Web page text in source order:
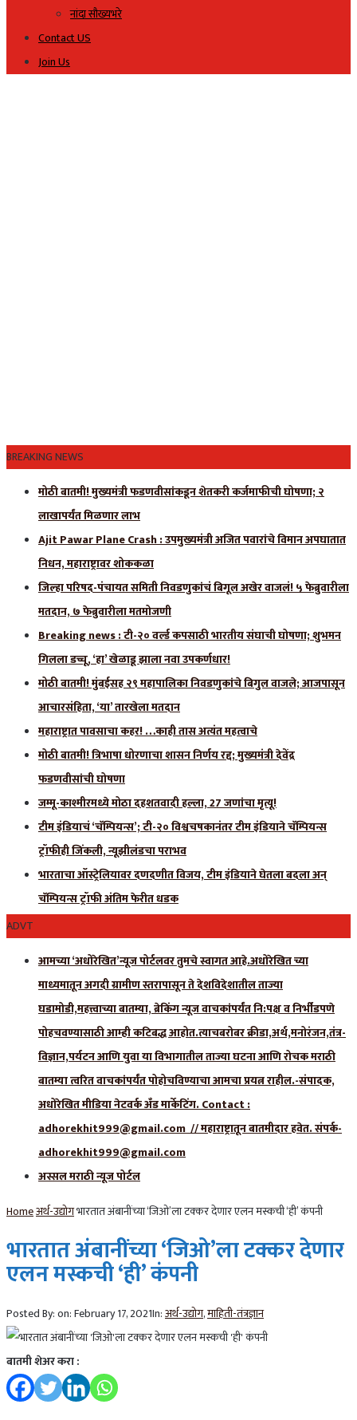
नांदा सौख्यभरे
Contact US
Join Us
BREAKING NEWS
मोठी बातमी! मुख्यमंत्री फडणवीसांकडून शेतकरी कर्जमाफीची घोषणा; २
लाखापर्यंत मिळणार लाभ
Ajit Pawar Plane Crash : उपमुख्यमंत्री अजित पवारांचे विमान अपघातात
निधन, महाराष्ट्रावर शोककळा
जिल्हा परिषद-पंचायत समिती निवडणुकांचं बिगूल अखेर वाजलं! ५ फेब्रुवारीला
मतदान, ७ फेब्रुवारीला मतमोजणी
Breaking news : टी-२० वर्ल्ड कपसाठी भारतीय संघाची घोषणा; शुभमन
गिलला डच्चू, ‘हा’ खेळाडू झाला नवा उपकर्णधार!
मोठी बातमी! मुंबईसह २९ महापालिका निवडणुकांचे बिगुल वाजले; आजपासून
आचारसंहिता, ‘या’ तारखेला मतदान
महाराष्ट्रात पावसाचा कहर! …काही तास अत्यंत महत्वाचे
मोठी बातमी! त्रिभाषा धोरणाचा शासन निर्णय रद्द; मुख्यमंत्री देवेंद्र
फडणवीसांची घोषणा
जम्मू-काश्मीरमध्ये मोठा दहशतवादी हल्ला, 27 जणांचा मृत्यू!
टीम इंडियाचं ‘चॅम्पियन्स’; टी-२० विश्वचषकानंतर टीम इंडियाने चॅम्पियन्स
ट्रॉफीही जिंकली, न्यूझीलंडचा पराभव
भारताचा ऑस्ट्रेलियावर दणदणीत विजय, टीम इंडियाने घेतला बदला अन्
चॅम्पियन्स ट्रॉफी अंतिम फेरीत धडक
ADVT
आमच्या ‘अधोरेखित’न्यूज पोर्टलवर तुमचे स्वागत आहे.अधोरेखित च्या
माध्यमातून अगदी ग्रामीण स्तरापासून ते देशविदेशातील ताज्या
घडामोडी,महत्त्वाच्या बातम्या, ब्रेकिंग न्यूज वाचकांपर्यंत नि:पक्ष व निर्भीडपणे
पोहचवण्यासाठी आम्ही कटिबद्ध आहोत.त्याचबरोबर क्रीडा,अर्थ,मनोरंजन,तंत्र-
विज्ञान,पर्यटन आणि युवा या विभागातील ताज्या घटना आणि रोचक मराठी
बातम्या त्वरित वाचकांपर्यंत पोहोचविण्याचा आमचा प्रयत्न राहील.-संपादक,
अधोरेखित मीडिया नेटवर्क अँड मार्केटिंग. Contact :
adhorekhit999@gmail.com // महाराष्ट्रातून बातमीदार हवेत. संपर्क-
adhorekhit999@gmail.com
अस्सल मराठी न्यूज पोर्टल
Homeअर्थ-उद्योगभारतात अंबानींच्या ‘जिओ’ला टक्कर देणार एलन मस्कची ‘ही’ कंपनी
भारतात अंबानींच्या ‘जिओ’ला टक्कर देणार
एलन मस्कची ‘ही’ कंपनी
Posted By:on:February 17, 2021In:अर्थ-उद्योग,माहिती-तंत्रज्ञान
बातमी शेअर करा :